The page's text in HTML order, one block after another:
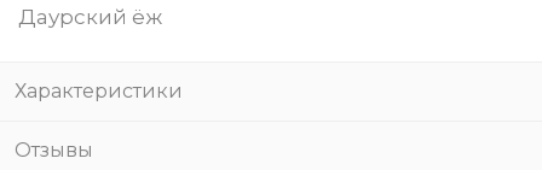
Даурский ёж
Характеристики
Отзывы